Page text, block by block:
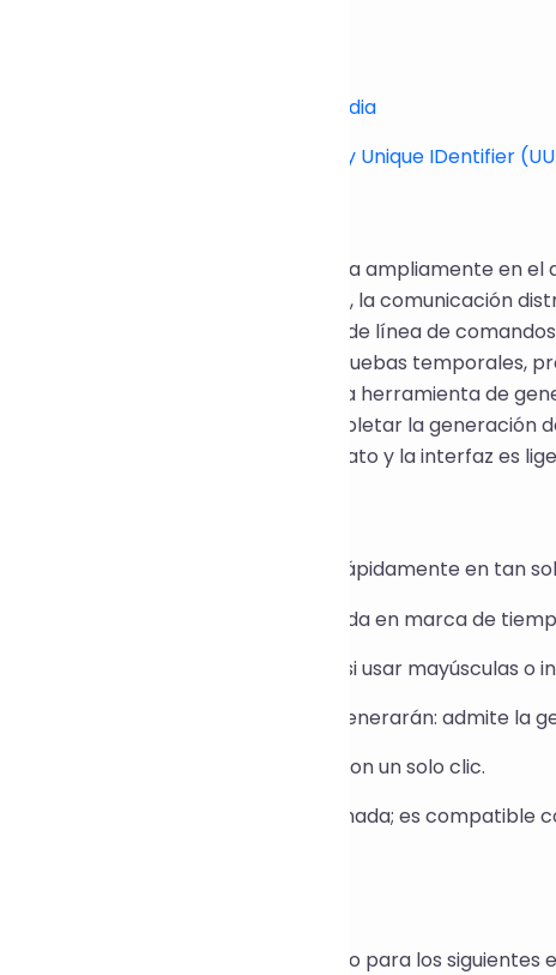
UUID – Wikipedia
RFC 4122 - A Universally Unique IDentifier
(Identificador Único Universal) se utiliza ampliamente en
de API, la deduplicación de datos, la comunicación
generarlo mediante herramientas de línea de
es lo suficientemente intuitivo para pruebas temporales,
Por lo tanto, desarrollamos esta herramienta de
escritura de código y puede completar la generación
Admite la personalización del formato y la interfaz es
el identificador único que necesita rápidamente en tan
la versión del UUID: v1 (basada en marca de
los parámetros de formato: si usar mayúsculas o
el número de UUID que se generarán: admite la
clic en Generar → Copiar y usar con un solo clic.
necesita iniciar sesión ni descargar nada; es
de UUID por lotes es adecuado para los siguientes